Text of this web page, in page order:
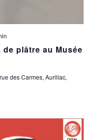
plâtre au Musée
des Carmes, Aurillac,